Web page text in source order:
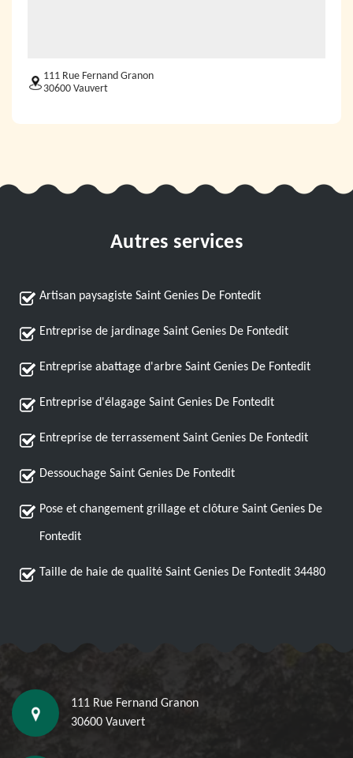
111 Rue Fernand Granon
30600 Vauvert
Autres services
Artisan paysagiste Saint Genies De Fontedit
Entreprise de jardinage Saint Genies De Fontedit
Entreprise abattage d'arbre Saint Genies De Fontedit
Entreprise d'élagage Saint Genies De Fontedit
Entreprise de terrassement Saint Genies De Fontedit
Dessouchage Saint Genies De Fontedit
Pose et changement grillage et clôture Saint Genies De
Fontedit
Taille de haie de qualité Saint Genies De Fontedit 34480
111 Rue Fernand Granon
30600 Vauvert